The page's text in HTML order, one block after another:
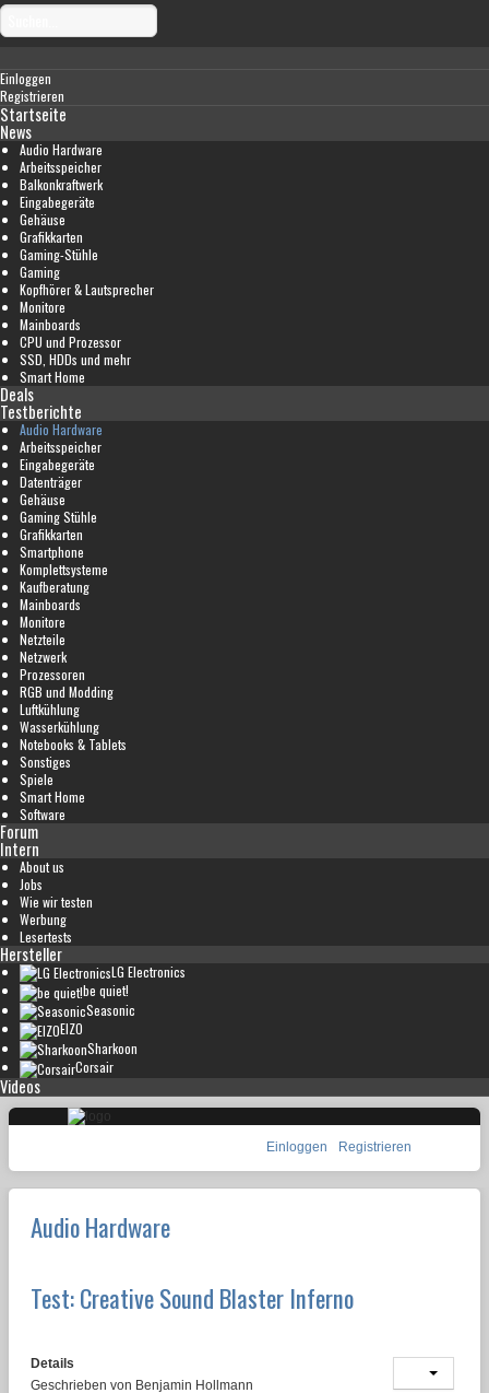
Einloggen
Registrieren
Startseite
News
Audio Hardware
Arbeitsspeicher
Balkonkraftwerk
Eingabegeräte
Gehäuse
Grafikkarten
Gaming-Stühle
Gaming
Kopfhörer & Lautsprecher
Monitore
Mainboards
CPU und Prozessor
SSD, HDDs und mehr
Smart Home
Deals
Testberichte
Audio Hardware
Arbeitsspeicher
Eingabegeräte
Datenträger
Gehäuse
Gaming Stühle
Grafikkarten
Smartphone
Komplettsysteme
Kaufberatung
Mainboards
Monitore
Netzteile
Netzwerk
Prozessoren
RGB und Modding
Luftkühlung
Wasserkühlung
Notebooks & Tablets
Sonstiges
Spiele
Smart Home
Software
Forum
Intern
About us
Jobs
Wie wir testen
Werbung
Lesertests
Hersteller
LG Electronics
be quiet!
Seasonic
EIZO
Sharkoon
Corsair
Videos
Einloggen Registrieren
Audio Hardware
Test: Creative Sound Blaster Inferno
Details
Geschrieben von Benjamin Hollmann